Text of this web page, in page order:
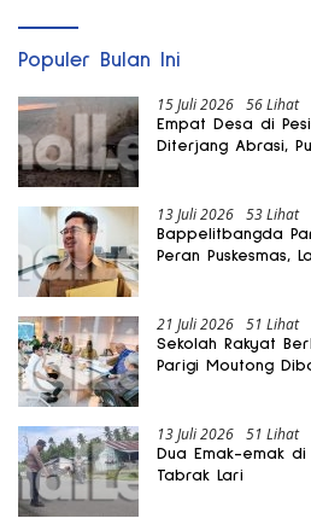
Populer Bulan Ini
15 Juli 2026 56 Lihat
Empat Desa di
Diterjang Abrasi,
13 Juli 2026 53 Lihat
Bappelitbangda
Peran Puskesmas,
21 Juli 2026 51 Lihat
Sekolah Rakyat
Parigi Moutong
13 Juli 2026 51 Lihat
Dua Emak-emak
Tabrak Lari